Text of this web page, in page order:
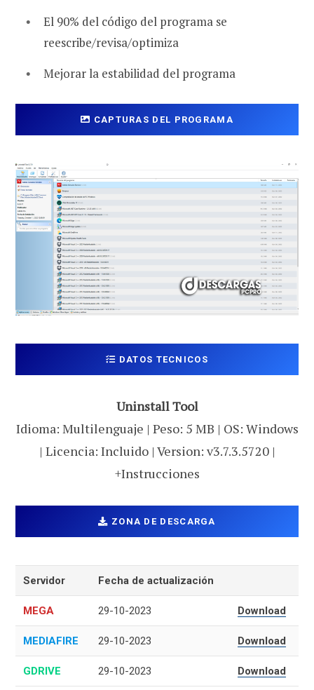
El 90% del código del programa se
reescribe/revisa/optimiza
Mejorar la estabilidad del programa
CAPTURAS DEL PROGRAMA
DATOS TECNICOS
Uninstall Tool
Idioma: Multilenguaje | Peso: 5 MB | OS: Windows
| Licencia: Incluido | Version: v3.7.3.5720 |
+Instrucciones
ZONA DE DESCARGA
Servidor Fecha de actualización
MEGA 29-10-2023 Download
MEDIAFIRE 29-10-2023 Download
GDRIVE 29-10-2023 Download